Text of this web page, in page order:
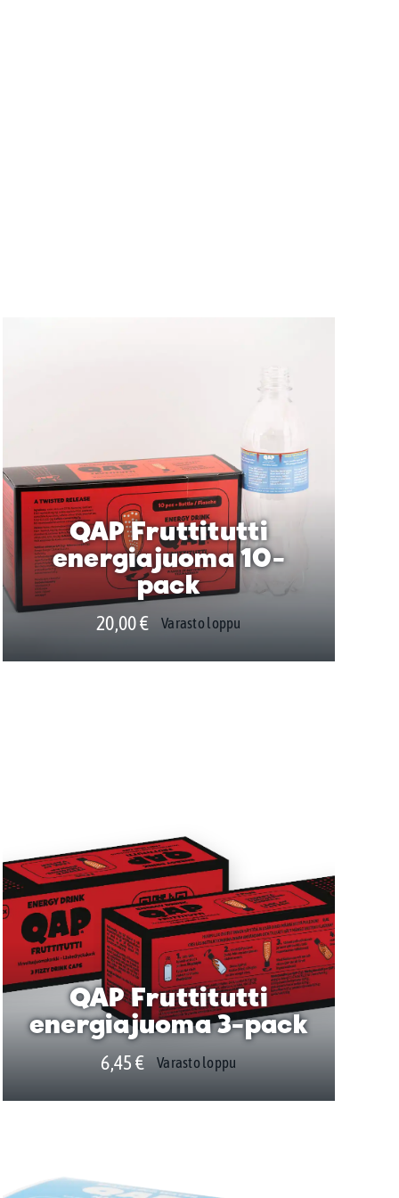
QAP Fruttitutti
energiajuoma 10-
pack
20,00€ Varasto loppu
QAP Fruttitutti
energiajuoma 3-pack
6,45€ Varasto loppu